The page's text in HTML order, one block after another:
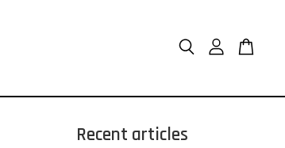
Recent articles